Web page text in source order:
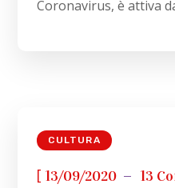
Coronavirus, è attiva
CULTURA
[13/09/2020 13